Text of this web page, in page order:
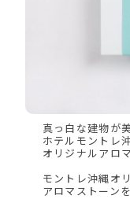
真っ白な建物が
ホテルモントレ
オリジナルアロ
モントレ沖縄オ
アロマストーン